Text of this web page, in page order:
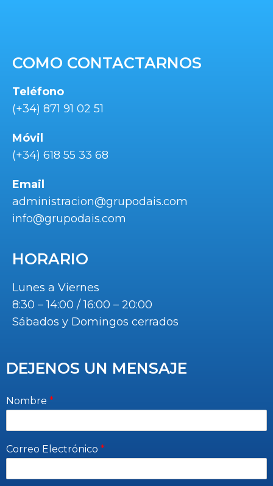
COMO CONTACTARNOS
Teléfono
(+34) 871 91 02 51
Móvil
(+34) 618 55 33 68
Email
administracion@grupodais.com
info@grupodais.com
HORARIO
Lunes a Viernes
8:30 – 14:00 / 16:00 – 20:00
Sábados y Domingos cerrados
DEJENOS UN MENSAJE
Nombre *
Correo Electrónico *